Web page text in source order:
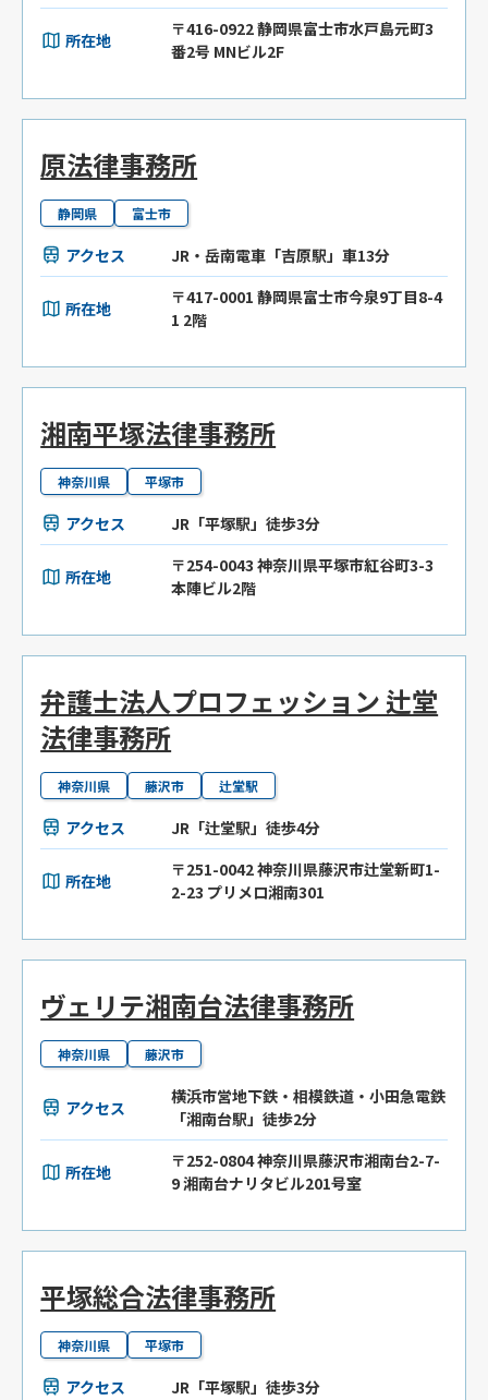
所在地
〒416-0922 静岡県富士市水戸島元町3
番2号 MNビル2F
原法律事務所
静岡県 富士市
アクセス JR・岳南電車「吉原駅」車13分
所在地
〒417-0001 静岡県富士市今泉9丁目8-4
1 2階
湘南平塚法律事務所
神奈川県 平塚市
アクセス JR「平塚駅」徒歩3分
所在地
〒254-0043 神奈川県平塚市紅谷町3-3
本陣ビル2階
弁護士法人プロフェッション 辻堂
法律事務所
神奈川県 藤沢市 辻堂駅
アクセス JR「辻堂駅」徒歩4分
所在地
〒251-0042 神奈川県藤沢市辻堂新町1-
2-23 プリメロ湘南301
ヴェリテ湘南台法律事務所
神奈川県 藤沢市
アクセス
横浜市営地下鉄・相模鉄道・小田急電鉄
「湘南台駅」徒歩2分
所在地
〒252-0804 神奈川県藤沢市湘南台2-7-
9 湘南台ナリタビル201号室
平塚総合法律事務所
神奈川県 平塚市
アクセス JR「平塚駅」徒歩3分